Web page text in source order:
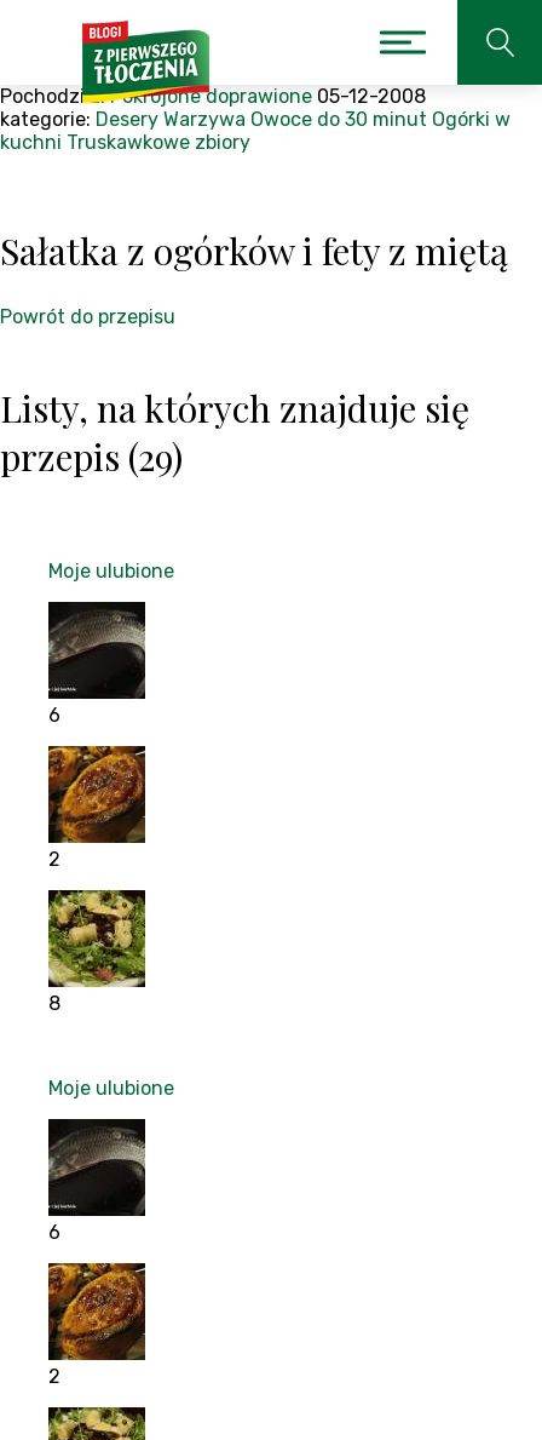
Pochodzi z:Pokrojone doprawione 05-12-2008
kategorie: Desery Warzywa Owoce do 30 minut Ogórki w
kuchni Truskawkowe zbiory
Sałatka z ogórków i fety z miętą
Powrót do przepisu
Listy, na których znajduje się
przepis (29)
Moje ulubione
6
2
8
Moje ulubione
6
2